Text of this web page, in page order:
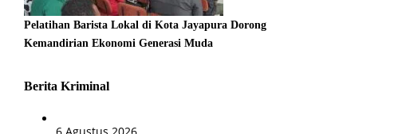
Pelatihan Barista Lokal di Kota Jayapura Dorong
Kemandirian Ekonomi Generasi Muda
Berita Kriminal